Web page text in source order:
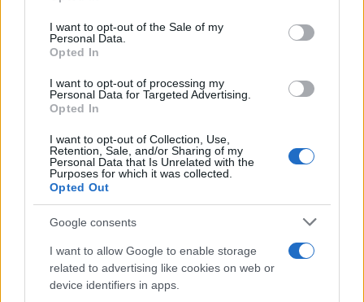
use your data for below specified purposes in below Google
consent section.
I want to opt-out of the Sale of my
Personal Data.
Opted In
I want to opt-out of processing my
Personal Data for Targeted Advertising.
Opted In
I want to opt-out of Collection, Use,
Retention, Sale, and/or Sharing of my
Personal Data that Is Unrelated with the
Purposes for which it was collected.
Opted Out
Google consents
I want to allow Google to enable storage
related to advertising like cookies on web or
device identifiers in apps.
17.05.2016
Γυμναστικη
Ξεκούρασε τα πόδια σου! Διατάσεις και
ασκήσεις από τη Μάντη Περσάκη για να
ΔΙΑΦΗΜΙΣΗ